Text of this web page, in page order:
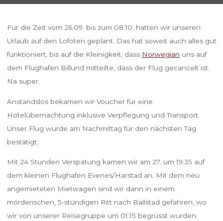
Für die Zeit vom 26.09. bis zum 08.10. hatten wir unseren
Urlaub auf den Lofoten geplant. Das hat soweit auch alles gut
funktioniert, bis auf die Kleinigkeit, dass Norwegian uns auf
dem Flughafen Billund mitteilte, dass der Flug gecancelt ist.
Na super.
Anstandslos bekamen wir Voucher für eine
Hotelübernachtung inklusive Verpflegung und Transport.
Unser Flug wurde am Nachmittag für den nächsten Tag
bestätigt.
Mit 24 Stunden Verspätung kamen wir am 27. um 19:35 auf
dem kleinen Flughafen Evenes/Harstad an. Mit dem neu
angemieteten Mietwagen sind wir dann in einem
mörderischen, 5-stündigen Ritt nach Ballstad gefahren, wo
wir von unserer Reisegruppe um 01:15 begrüsst wurden.